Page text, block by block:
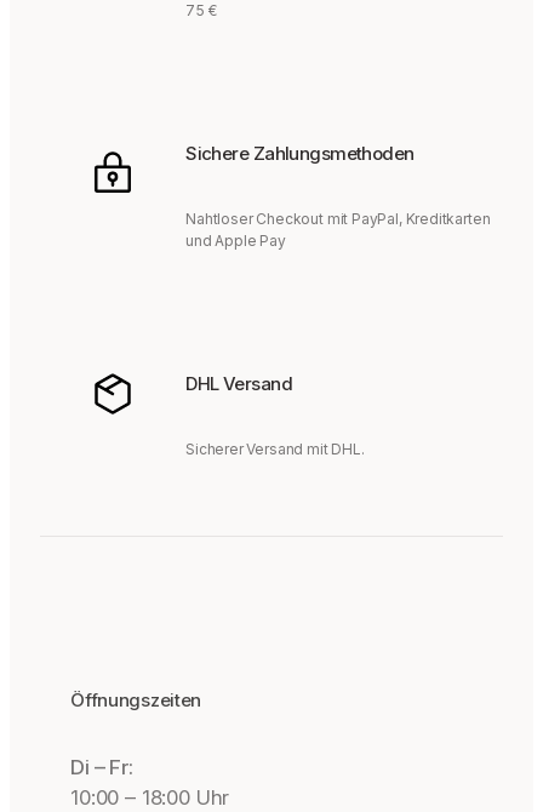
75 €
Sichere Zahlungsmethoden
Nahtloser Checkout mit PayPal, Kreditkarten
und Apple Pay
DHL Versand
Sicherer Versand mit DHL.
Öffnungszeiten
Di – Fr:
10:00 – 18:00 Uhr